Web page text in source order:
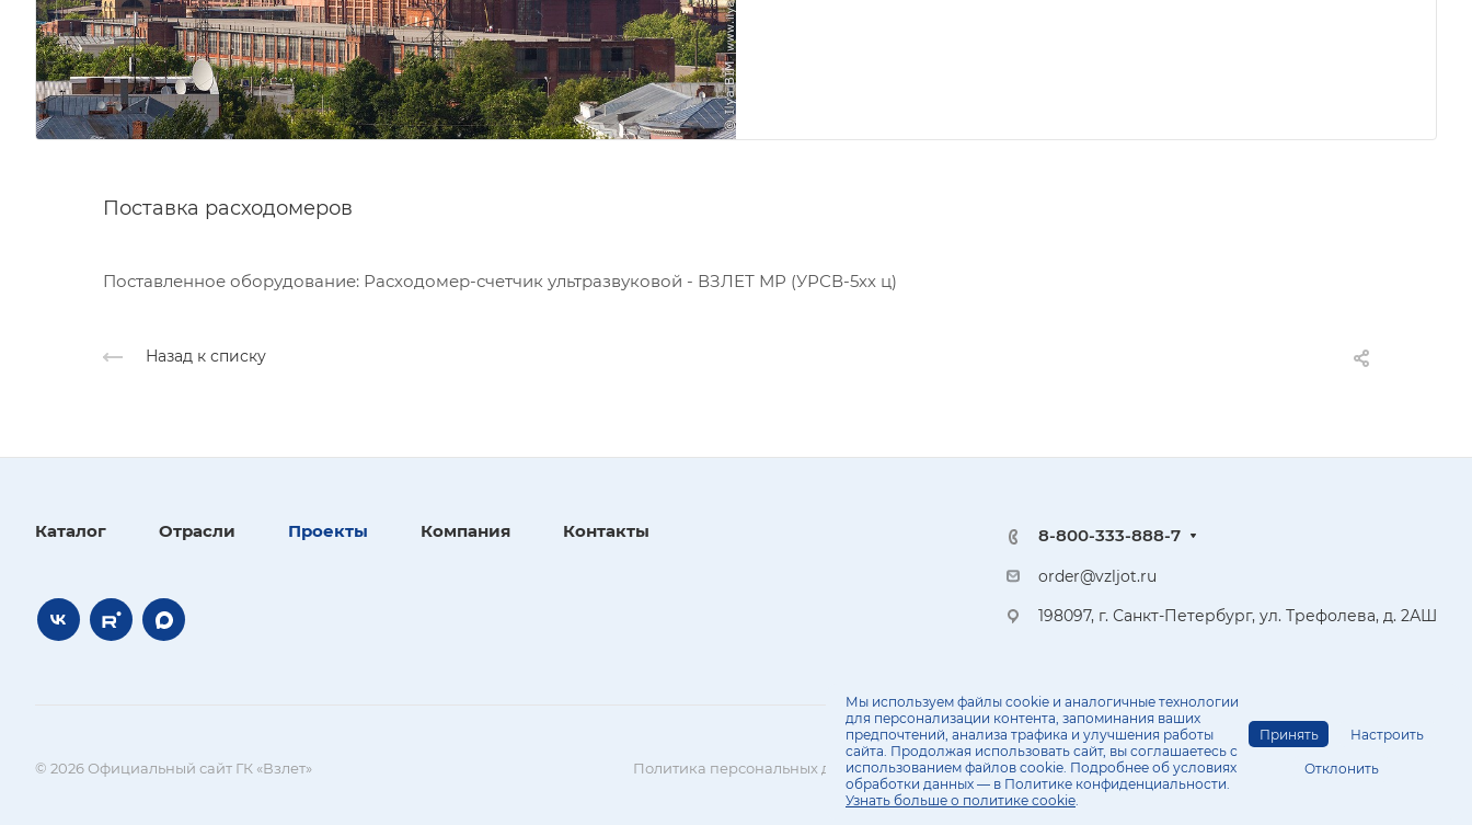
Поставка расходомеров
Поставленное оборудование: Расходомер-счетчик ультразвуковой - ВЗЛЕТ МР (УРСВ-5хх ц)
Назад к списку
Каталог Отрасли Проекты Компания Контакты 8-800-333-888-7
order@vzljot.ru
198097, г. Санкт-Петербург, ул. Трефолева, д. 2АШ
© 2026 Официальный сайт ГК «Взлет» Политика персональных данных Политика конфиденциальности
Мы используем файлы cookie и аналогичные технологии
для персонализации контента, запоминания ваших
предпочтений, анализа трафика и улучшения работы
сайта. Продолжая использовать сайт, вы соглашаетесь с
использованием файлов cookie. Подробнее об условиях
обработки данных — в Политике конфиденциальности.
Узнать больше о политике cookie.
Принять Настроить
Отклонить